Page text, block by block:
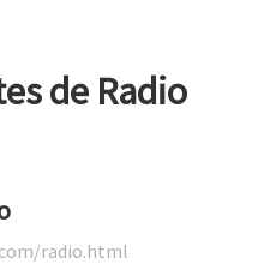
de Radio
radio.html